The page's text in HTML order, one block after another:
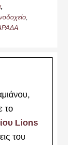
το
Lions
του